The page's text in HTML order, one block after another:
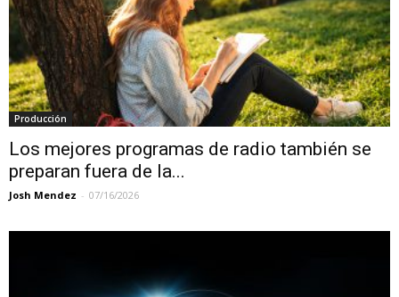
Producción
Los mejores programas de radio también se
preparan fuera de la...
Josh Mendez - 07/16/2026